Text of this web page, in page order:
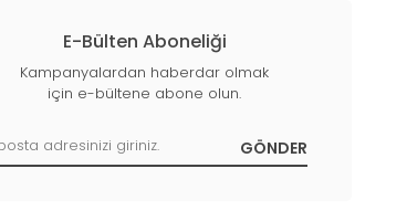
E-Bülten Aboneliği
Kampanyalardan haberdar olmak
için e-bültene abone olun.